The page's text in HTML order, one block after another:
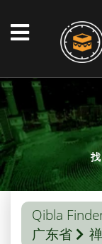
Qibla
广东省